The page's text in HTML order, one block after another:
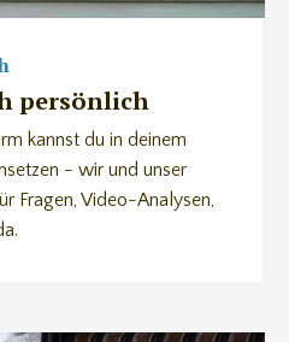
persönlich
kannst du in deinem
- wir und unser
Fragen, Video-Analysen,